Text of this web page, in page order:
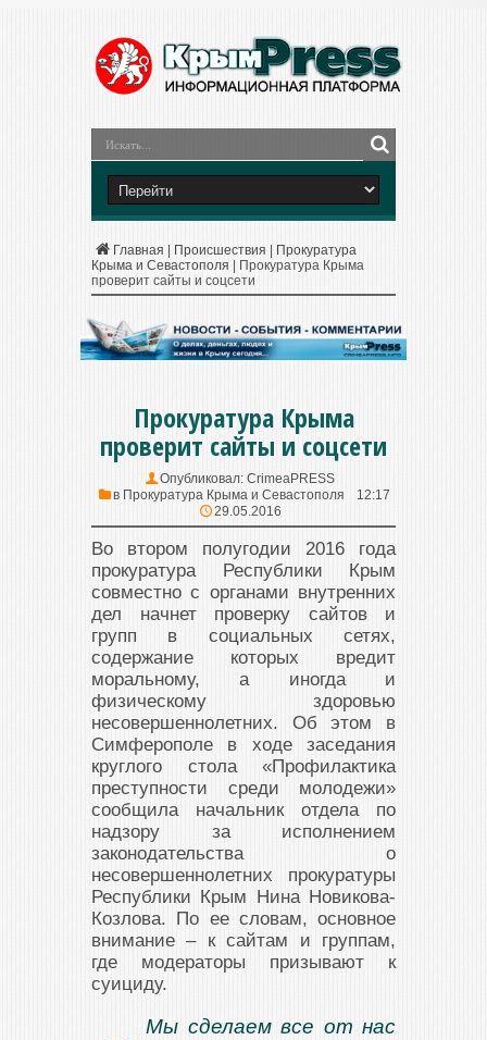
Главная Происшествия
Прокуратура
Крыма и Севастополя
Прокуратура Крыма
проверит сайты и соцсети
Прокуратура Крыма
проверит сайты и соцсети
Опубликовал: CrimeaPRESS
в Прокуратура Крыма и Севастополя
12:17
29.05.2016
Во втором полугодии 2016 года
прокуратура Республики Крым
совместно с органами внутренних
дел начнет проверку сайтов и
групп в социальных сетях,
содержание которых вредит
моральному, а иногда и
физическому здоровью
несовершеннолетних. Об этом в
Симферополе в ходе заседания
круглого стола «Профилактика
преступности среди молодежи»
сообщила начальник отдела по
надзору за исполнением
законодательства о
несовершеннолетних прокуратуры
Республики Крым Нина Новикова-
Козлова. По ее словам, основное
внимание – к сайтам и группам,
где модераторы призывают к
суициду.
Мы сделаем все от нас